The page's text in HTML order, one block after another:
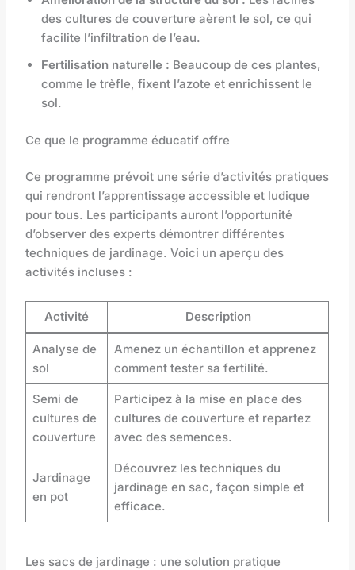
des cultures de couverture aèrent le sol, ce qui
facilite l’infiltration de l’eau.
Fertilisation naturelle : Beaucoup de ces plantes,
comme le trèfle, fixent l’azote et enrichissent le
sol.
Ce que le programme éducatif offre
Ce programme prévoit une série d’activités pratiques
qui rendront l’apprentissage accessible et ludique
pour tous. Les participants auront l’opportunité
d’observer des experts démontrer différentes
techniques de jardinage. Voici un aperçu des
activités incluses :
Activité Description
Analyse de
sol
Amenez un échantillon et apprenez
comment tester sa fertilité.
Semi de
cultures de
couverture
Participez à la mise en place des
cultures de couverture et repartez
avec des semences.
Jardinage
en pot
Découvrez les techniques du
jardinage en sac, façon simple et
efficace.
Les sacs de jardinage : une solution pratique